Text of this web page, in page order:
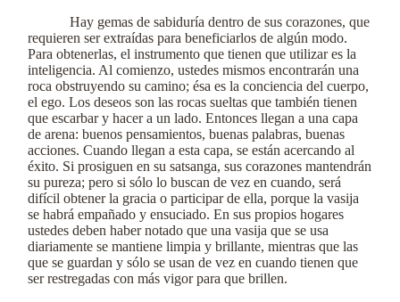
Hay gemas de sabiduría dentro de sus corazones, que
requieren ser extraídas para beneficiarlos de algún modo.
Para obtenerlas, el instrumento que tienen que utilizar es la
inteligencia. Al comienzo, ustedes mismos encontrarán una
roca obstruyendo su camino; ésa es la conciencia del cuerpo,
el ego. Los deseos son las rocas sueltas que también tienen
que escarbar y hacer a un lado. Entonces llegan a una capa
de arena: buenos pensamientos, buenas palabras, buenas
acciones. Cuando llegan a esta capa, se están acercando al
éxito. Si prosiguen en su satsanga, sus corazones mantendrán
su pureza; pero si sólo lo buscan de vez en cuando, será
difícil obtener la gracia o participar de ella, porque la vasija
se habrá empañado y ensuciado. En sus propios hogares
ustedes deben haber notado que una vasija que se usa
diariamente se mantiene limpia y brillante, mientras que las
que se guardan y sólo se usan de vez en cuando tienen que
ser restregadas con más vigor para que brillen.